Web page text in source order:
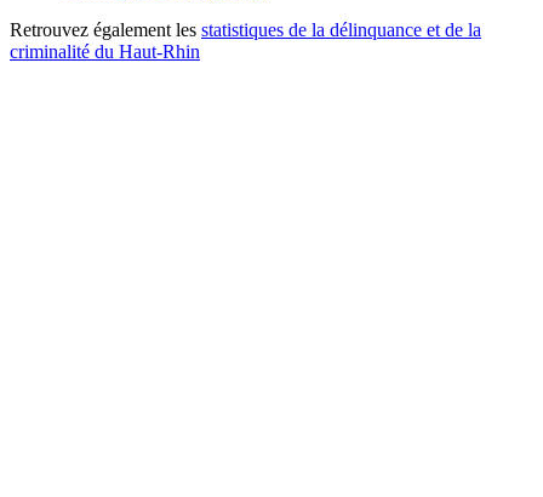
Retrouvez également les statistiques de la délinquance et de la
criminalité du Haut-Rhin